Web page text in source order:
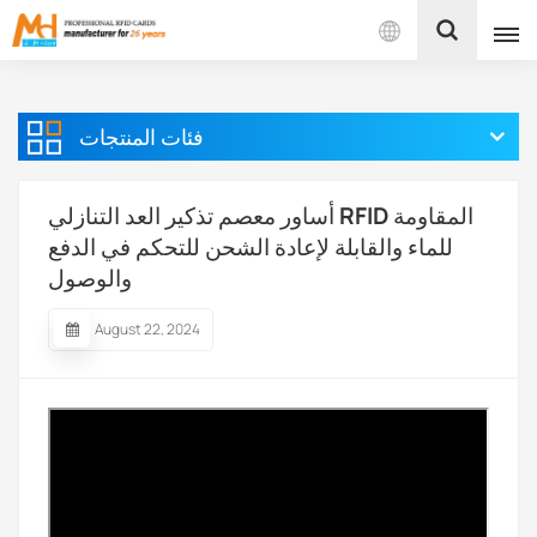
بالعربية
Français
Español
فئات المنتجات
أساور معصم تذكير العد التنازلي RFID المقاومة
للماء والقابلة لإعادة الشحن للتحكم في الدفع
والوصول
August 22, 2024